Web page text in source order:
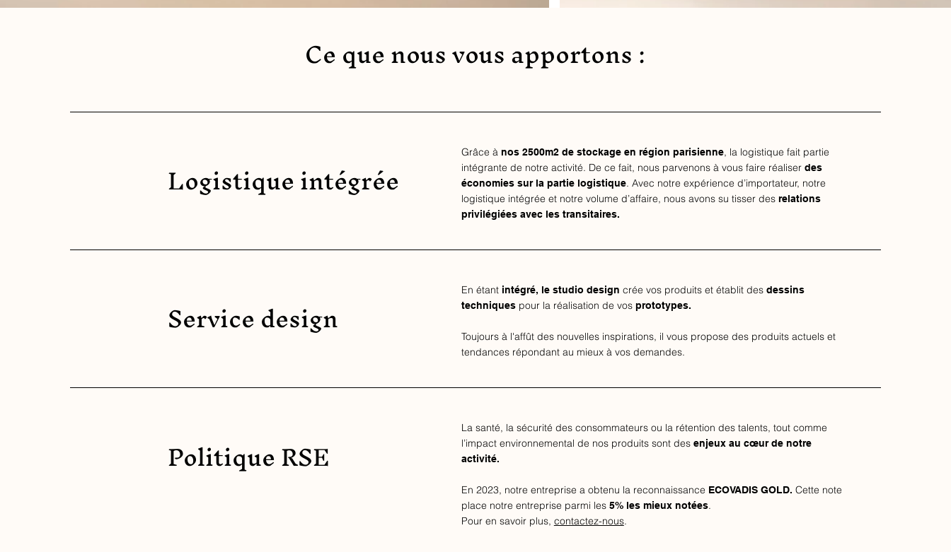
Ce que nous vous apportons :
Logistique intégrée
Grâce à nos 2500m2 de stockage en région parisienne, la logistique fait partie
intégrante de notre activité.​ De ce fait, nous parvenons à vous faire réaliser des
économies sur la partie logistique. Avec notre expérience d’importateur, notre
logistique intégrée et notre volume d’affaire, nous avons su tisser des relations
privilégiées avec les transitaires.
Service design
En étant intégré, le studio design crée vos produits et établit des dessins
techniquespour la réalisation de vos prototypes.
Toujours à l'affût des nouvelles inspirations, il vous propose des produits actuels et
tendances répondant au mieux à vos demandes.
Politique RSE
La santé, la sécurité des consommateurs ou la rétention des talents, tout comme
l’impact environnemental de nos produits sont des enjeux au cœur de notre
activité.
En 2023, notre entreprise a obtenu la reconnaissance ECOVADIS GOLD. Cette note
place notre entreprise parmi les 5% les mieux notées.
Pour en savoir plus, contactez-nous.